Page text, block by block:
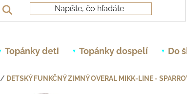
Topánky deti Topánky dospelí Do
/ DETSKÝ FUNKČNÝ ZIMNÝ OVERAL MIKK-LINE -